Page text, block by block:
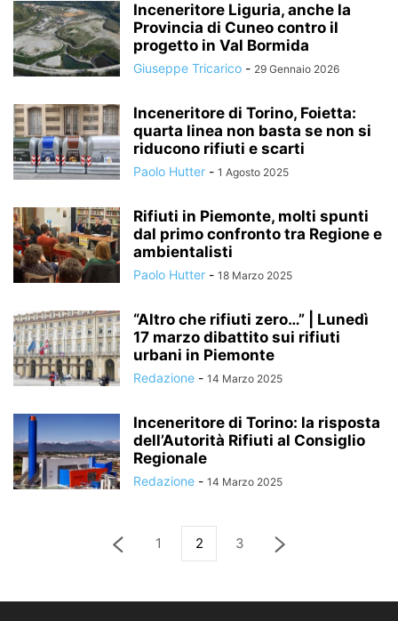
Inceneritore Liguria, anche la
Provincia di Cuneo contro il
progetto in Val Bormida
Giuseppe Tricarico - 29 Gennaio 2026
Inceneritore di Torino, Foietta:
quarta linea non basta se non si
riducono rifiuti e scarti
Paolo Hutter - 1 Agosto 2025
Rifiuti in Piemonte, molti spunti
dal primo confronto tra Regione e
ambientalisti
Paolo Hutter - 18 Marzo 2025
“Altro che rifiuti zero…” | Lunedì
17 marzo dibattito sui rifiuti
urbani in Piemonte
Redazione - 14 Marzo 2025
Inceneritore di Torino: la risposta
dell’Autorità Rifiuti al Consiglio
Regionale
Redazione - 14 Marzo 2025
1 2 3